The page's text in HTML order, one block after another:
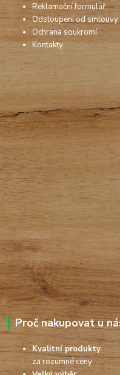
Reklamační formulář
Odstoupení od smlouvy
Ochrana soukromí
Kontakty
Proč nakupovat u
Kvalitní produkty
za rozumné ceny